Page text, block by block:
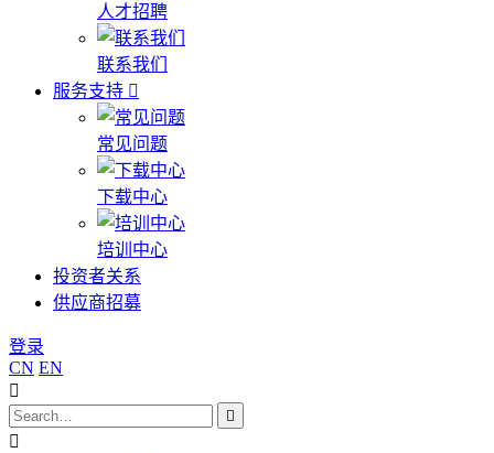
人才招聘
联系我们
服务支持
常见问题
下载中心
培训中心
投资者关系
供应商招募
登录
CN EN